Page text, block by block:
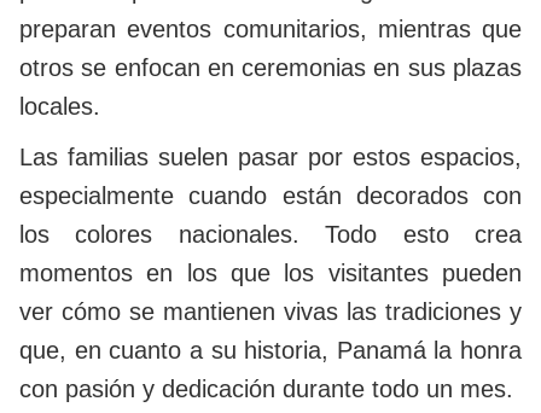
preparan eventos comunitarios, mientras que
otros se enfocan en ceremonias en sus plazas
locales.
Las familias suelen pasar por estos espacios,
especialmente cuando están decorados con
los colores nacionales. Todo esto crea
momentos en los que los visitantes pueden
ver cómo se mantienen vivas las tradiciones y
que, en cuanto a su historia, Panamá la honra
con pasión y dedicación durante todo un mes.